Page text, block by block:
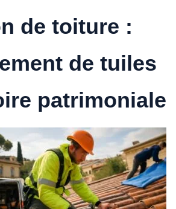
de toiture :
de tuiles
patrimoniale